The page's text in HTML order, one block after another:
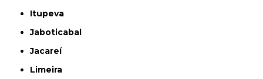
Itupeva
Jaboticabal
Jacareí
Limeira